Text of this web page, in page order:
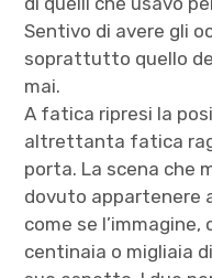
Sentivo di avere gli
soprattutto quello
mai.
A fatica ripresi la
altrettanta fatica
porta. La scena che
dovuto appartenere
come se
centinaia o migliaia